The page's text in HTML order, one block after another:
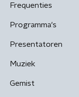
Frequenties
Programma's
Presentatoren
Muziek
Gemist